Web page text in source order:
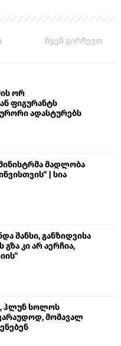
ჩვენ გირჩევთ
ორ
ფიგურანტს
ადასტურებს
მადლობა
| სია
შანსი, განზიდვისა
კი არ აერჩია,
ჰლუნ სოლოს
მომავალ